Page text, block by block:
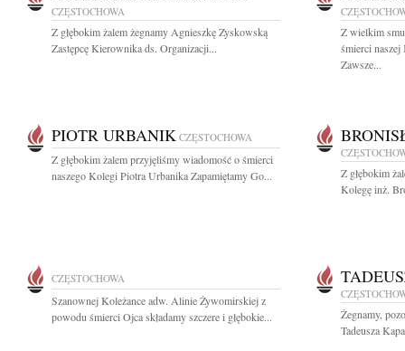
CZĘSTOCHOWA
Z głębokim żalem żegnamy Agnieszkę Zyskowską
Zastępcę Kierownika ds. Organizacji...
Z wielkim
śmierci
Zawsze...
PIOTR URBANIK CZĘSTOCHOWA
Z głębokim żalem przyjęliśmy wiadomość o śmierci
naszego Kolegi Piotra Urbanika Zapamiętamy Go...
Z głębokim
Kolegę inż.
CZĘSTOCHOWA
Szanownej Koleżance adw. Alinie Żywomirskiej z
powodu śmierci Ojca składamy szczere i głębokie...
Żegnamy,
Tadeusza